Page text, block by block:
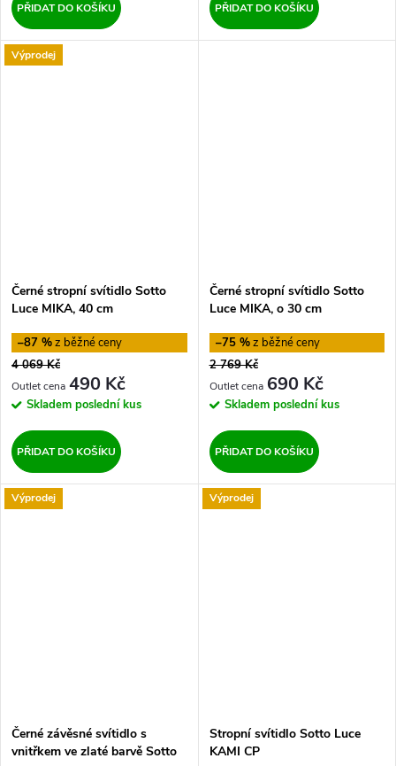
PŘIDAT DO KOŠÍKU PŘIDAT DO KOŠÍKU
Výprodej
Černé stropní svítidlo Sotto
Luce MIKA, 40 cm
–87 %
4 069 Kč
490 Kč
Skladem poslední kus
PŘIDAT DO KOŠÍKU
Černé stropní svítidlo Sotto
Luce MIKA, o 30 cm
–75 %
2 769 Kč
690 Kč
Skladem poslední kus
PŘIDAT DO KOŠÍKU
Výprodej
Černé závěsné svítidlo s
vnitřkem ve zlaté barvě Sotto
Výprodej
Stropní svítidlo Sotto Luce
KAMI CP